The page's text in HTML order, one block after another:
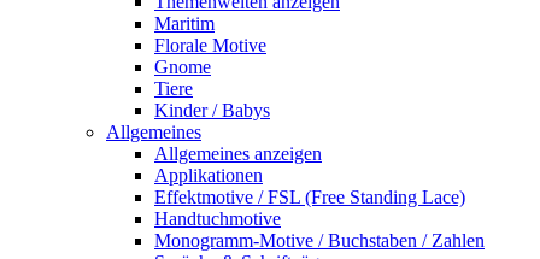
Maritim
Florale Motive
Gnome
Tiere
Kinder / Babys
Allgemeines
Allgemeines anzeigen
Applikationen
Effektmotive / FSL (Free Standing Lace)
Handtuchmotive
Monogramm-Motive / Buchstaben / Zahlen